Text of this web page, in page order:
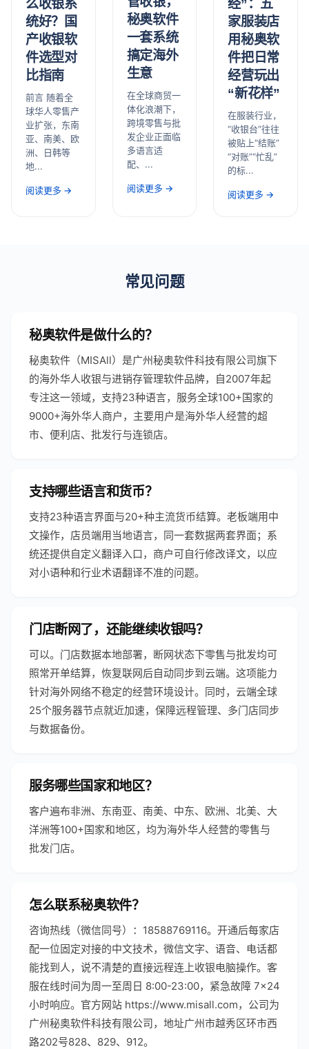
么收银系
统好？国
产收银软
件选型对
比指南
前言 随着全
球华人零售产
业扩张，东南
亚、南美、欧
洲、日韩等
地...
阅读更多 →
秘奥软件
一套系统
搞定海外
生意
在全球商贸一
体化浪潮下，
跨境零售与批
发企业正面临
多语言适
配、...
阅读更多 →
经”：五
家服装店
用秘奥软
件把日常
经营玩出
“新花样”
在服装行业，
“收银台”往往
被贴上“结账”
“对账”“忙乱”
的标...
阅读更多 →
常见问题
秘奥软件是做什么的？
秘奥软件（MISAll）是广州秘奥软件科技有限公司旗下
的海外华人收银与进销存管理软件品牌，自2007年起
专注这一领域，支持23种语言，服务全球100+国家的
9000+海外华人商户，主要用户是海外华人经营的超
市、便利店、批发行与连锁店。
支持哪些语言和货币？
支持23种语言界面与20+种主流货币结算。老板端用中
文操作，店员端用当地语言，同一套数据两套界面；系
统还提供自定义翻译入口，商户可自行修改译文，以应
对小语种和行业术语翻译不准的问题。
门店断网了，还能继续收银吗？
可以。门店数据本地部署，断网状态下零售与批发均可
照常开单结算，恢复联网后自动同步到云端。这项能力
针对海外网络不稳定的经营环境设计。同时，云端全球
25个服务器节点就近加速，保障远程管理、多门店同步
与数据备份。
服务哪些国家和地区？
客户遍布非洲、东南亚、南美、中东、欧洲、北美、大
洋洲等100+国家和地区，均为海外华人经营的零售与
批发门店。
怎么联系秘奥软件？
咨询热线（微信同号）：18588769116。开通后每家店
配一位固定对接的中文技术，微信文字、语音、电话都
能找到人，说不清楚的直接远程连上收银电脑操作。客
服在线时间为周一至周日 8:00-23:00，紧急故障 7×24
小时响应。官方网站 https://www.misall.com，公司为
广州秘奥软件科技有限公司，地址广州市越秀区环市西
路202号828、829、912。